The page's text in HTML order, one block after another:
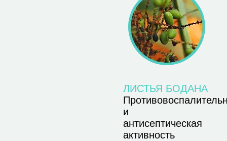
ЛИСТЬЯ БОДАНА
и
антисептическая
активность